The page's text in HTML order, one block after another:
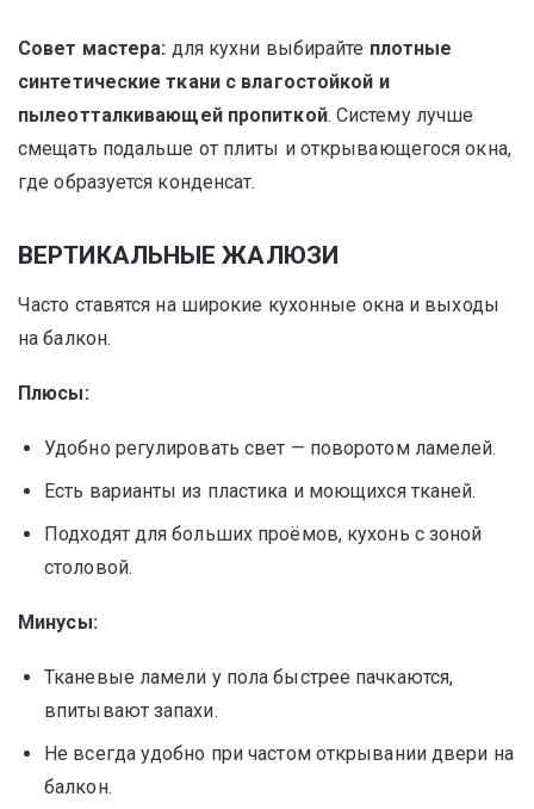
Совет мастера: для кухни выбирайте плотные
синтетические ткани с влагостойкой и
пылеотталкивающей пропиткой. Систему лучше
смещать подальше от плиты и открывающегося окна,
где образуется конденсат.
ВЕРТИКАЛЬНЫЕ ЖАЛЮЗИ
Часто ставятся на широкие кухонные окна и выходы
на балкон.
Плюсы:
Удобно регулировать свет — поворотом ламелей.
Есть варианты из пластика и моющихся тканей.
Подходят для больших проёмов, кухонь с зоной
столовой.
Минусы:
Тканевые ламели у пола быстрее пачкаются,
впитывают запахи.
Не всегда удобно при частом открывании двери на
балкон.